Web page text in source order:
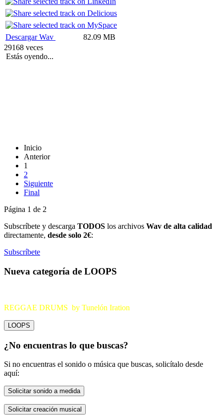
Descargar Wav
82.09 MB
29168 veces
Estás oyendo...
Inicio
Anterior
1
2
Siguiente
Final
Página 1 de 2
Subscríbete y descarga TODOS los archivos Wav de alta calidad
directamente, desde solo 2€:
Subscríbete
Nueva categoría de LOOPS
REGGAE DRUMS by Tunelón Iration
LOOPS
¿No encuentras lo que buscas?
Si no encuentras el sonido o música que buscas, solicítalo desde
aquí:
Solicitar sonido a medida
Solicitar creación musical